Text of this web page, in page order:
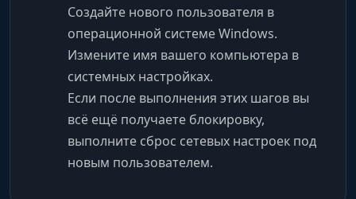
Создайте нового пользователя в
операционной системе Windows.
Измените имя вашего компьютера в
системных настройках.
Если после выполнения этих шагов вы
всё ещё получаете блокировку,
выполните сброс сетевых настроек под
новым пользователем.